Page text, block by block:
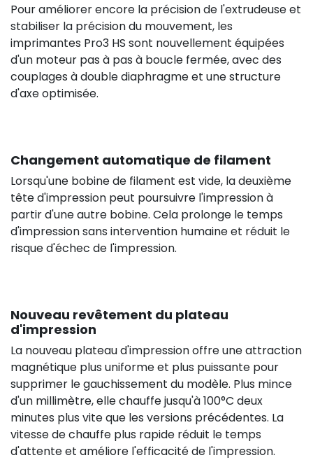
499,90 €
Pour améliorer encore la précision de l'extrudeuse et
stabiliser la précision du mouvement, les
imprimantes Pro3 HS sont nouvellement équipées
d'un moteur pas à pas à boucle fermée, avec des
couplages à double diaphragme et une structure
d'axe optimisée.
Changement automatique de filament
Lorsqu'une bobine de filament est vide, la deuxième
tête d'impression peut poursuivre l'impression à
partir d'une autre bobine. Cela prolonge le temps
d'impression sans intervention humaine et réduit le
risque d'échec de l'impression.
Nouveau revêtement du plateau
d'impression
La nouveau plateau d'impression offre une attraction
magnétique plus uniforme et plus puissante pour
supprimer le gauchissement du modèle. Plus mince
d'un millimètre, elle chauffe jusqu'à 100°C deux
minutes plus vite que les versions précédentes. La
vitesse de chauffe plus rapide réduit le temps
d'attente et améliore l'efficacité de l'impression.